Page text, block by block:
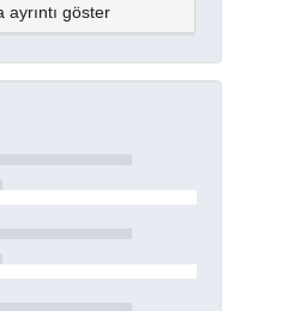
ayrıntı göster